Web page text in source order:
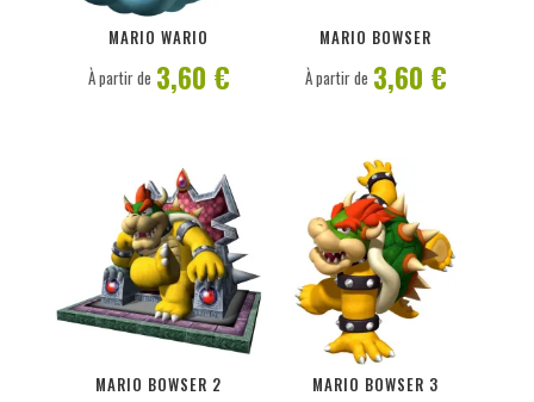
MARIO WARIO
PERSONNALISER
À partir de 3,60 €
MARIO BOWSER
À partir de 3,60 €
MARIO BOWSER 2 MARIO BOWSER 3
PERSONNALISER